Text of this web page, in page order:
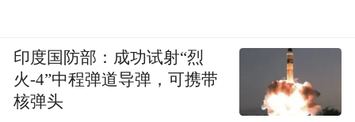
印度国防部：成功试射“烈
火-4”中程弹道导弹，可携带
核弹头